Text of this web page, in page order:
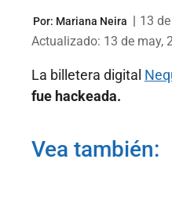
Por: Mariana Neira | 13
Actualizado: 13 de may,
La billetera digital
fue hackeada.
Vea también: